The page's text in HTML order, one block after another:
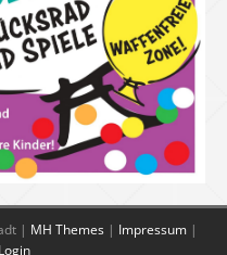
| MH Themes| Impressum|
Login